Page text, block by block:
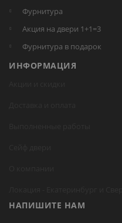
Фурнитура
Акция на двери 1+1=3
Фурнитура в подарок
ИНФОРМАЦИЯ
НАПИШИТЕ НАМ